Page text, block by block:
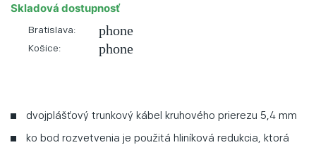
Skladová dostupnosť
Bratislava: phone
Košice: phone
dvojplášťový trunkový kábel kruhového prierezu 5,4 mm
ko bod rozvetvenia je použitá hliníková redukcia, ktorá